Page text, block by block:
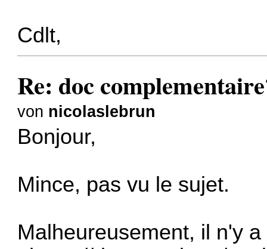
Cdlt,
Re: doc
von nicolaslebrun
Bonjour,
Mince, pas vu le sujet.
Malheureusement, il n'y